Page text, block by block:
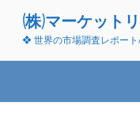
ン
(株)マーケット
❖ 世界の市場調査レポー